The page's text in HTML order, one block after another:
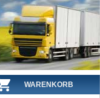
WARENKORB